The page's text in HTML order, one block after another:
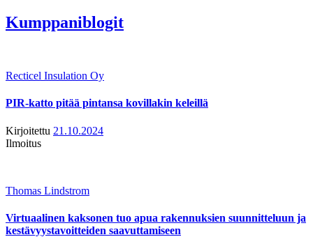
Kumppaniblogit
Recticel Insulation Oy
PIR-katto pitää pintansa kovillakin keleillä
Kirjoitettu 21.10.2024
Ilmoitus
Thomas Lindstrom
Virtuaalinen kaksonen tuo apua rakennuksien suunnitteluun ja
kestävyystavoitteiden saavuttamiseen